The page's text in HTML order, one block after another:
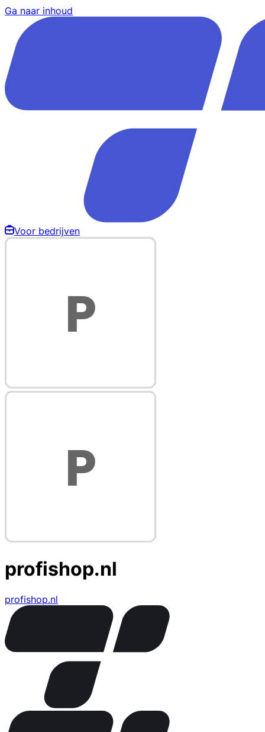
Ga naar inhoud
Voor bedrijven
profishop.nl
profishop.nl